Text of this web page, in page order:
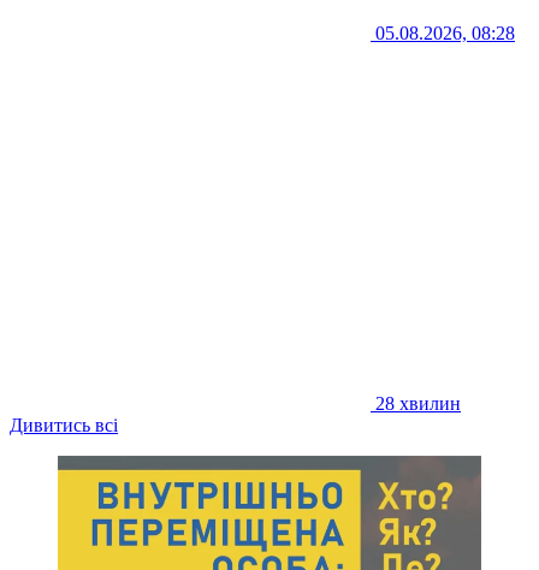
05.08.2026, 08:28
28 хвилин
Дивитись всі